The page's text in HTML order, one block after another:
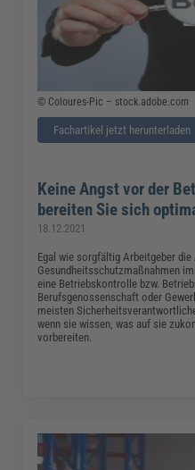
© Coloures-Pic – stock.adobe.com
Fachartikel jetzt herunterladen
Keine Angst vor der
bereiten Sie sich
18.12.2021
Egal wie sorgfältig Arbeitgeber die
Gesundheitsschutzmaßnahmen
eine Betriebskontrolle bzw.
Berufsgenossenschaft oder
meisten
wenn sie wissen, was auf sie
vorbereiten.